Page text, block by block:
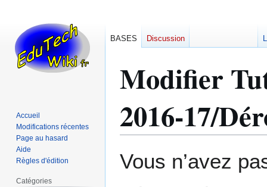
Modifier
2016-17/
àà
Vous n’avez
BASES Discussion
Accueil
Modifications récentes
Page au hasard
Aide
Règles d'édition
Catégories